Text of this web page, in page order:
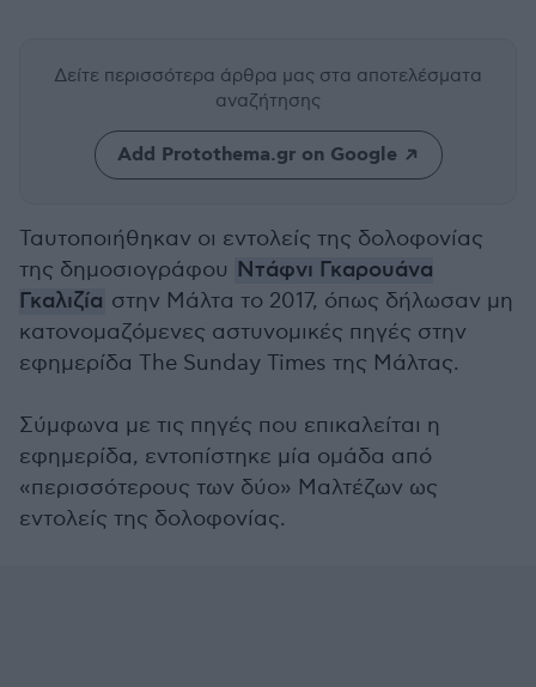
Δείτε περισσότερα άρθρα μας στα αποτελέσματα
αναζήτησης
Add Protothema.gr on Google
Ταυτοποιήθηκαν οι εντολείς της δολοφονίας
της δημοσιογράφου Ντάφνι Γκαρουάνα
Γκαλιζία στην Μάλτα το 2017, όπως δήλωσαν μη
κατονομαζόμενες αστυνομικές πηγές στην
εφημερίδα The Sunday Times της Μάλτας.
Σύμφωνα με τις πηγές που επικαλείται η
εφημερίδα, εντοπίστηκε μία ομάδα από
«περισσότερους των δύο» Μαλτέζων ως
εντολείς της δολοφονίας.